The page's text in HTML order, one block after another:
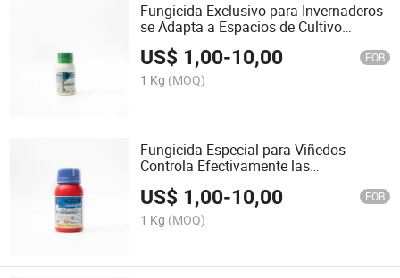
Fungicida Exclusivo para Invernaderos
se Adapta a Espacios de Cultivo
Cerrados con Alta Humedad
US$ 1,00-10,00 FOB
1 Kg (MOQ)
Fungicida Especial para Viñedos
Controla Efectivamente las
US$ 1,00-10,00 FOB
1 Kg (MOQ)